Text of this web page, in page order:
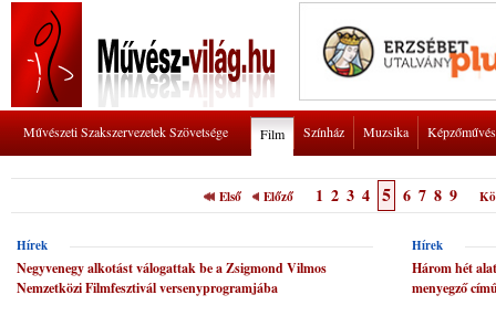
Művészeti Szakszervezetek Szövetsége Film Színház Muzsika
Első Előző 1 2 3 4 5 6 7 8 9
Hírek
Negyvenegy alkotást válogattak be a Zsigmond Vilmos
Nemzetközi Filmfesztivál versenyprogramjába
Hírek
Három hét
menyegző